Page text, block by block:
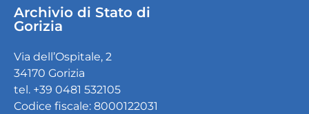
Archivio di Stato di
Gorizia
Via dell’Ospitale, 2
34170 Gorizia
tel. +39 0481 532105
Codice fiscale: 8000122031